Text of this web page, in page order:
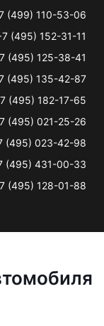
(499) 110-53-06
(495) 152-31-11
(495) 125-38-41
(495) 135-42-87
(495) 182-17-65
(495) 021-25-26
(495) 023-42-98
(495) 431-00-33
(495) 128-01-88